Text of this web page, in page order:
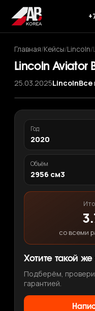
Главная/Кейсы/Lincoln/
Lincoln Aviator
25.03.2025LincolnВсе
‹
Год
2020
Объём
2956 см3
со всеми
Хотите такой
Подберём,
гарантией.